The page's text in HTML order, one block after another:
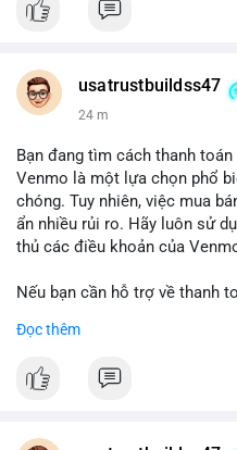
#buyverifiedgo2bankaccounts
usatrustbuildss47
24 m
Bạn đang tìm cách thanh
Venmo là một lựa chọn phổ
chóng. Tuy nhiên, việc mua
ẩn nhiều rủi ro. Hãy luôn sử
thủ các điều khoản của
Nếu bạn cần hỗ trợ về thanh
cung cấp dịch vụ tư vấn và
Đọc thêm